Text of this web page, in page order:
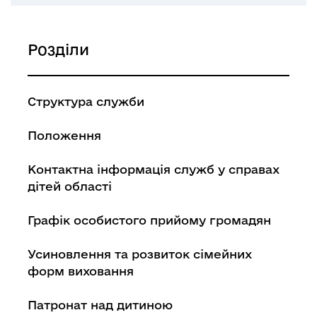
Розділи
Структура служби
Положення
Контактна інформація служб у справах
дітей області
Графік особистого прийому громадян
Усиновлення та розвиток сімейних
форм виховання
Патронат над дитиною